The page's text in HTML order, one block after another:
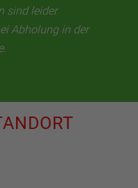
sind leider
Abholung in der